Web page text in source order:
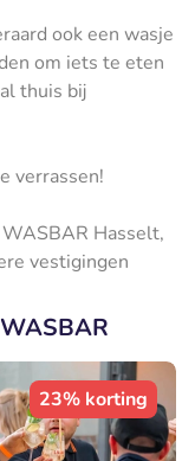
ook een wasje
om iets te eten
thuis bij
verrassen!
Hasselt,
vestigingen
23% korting